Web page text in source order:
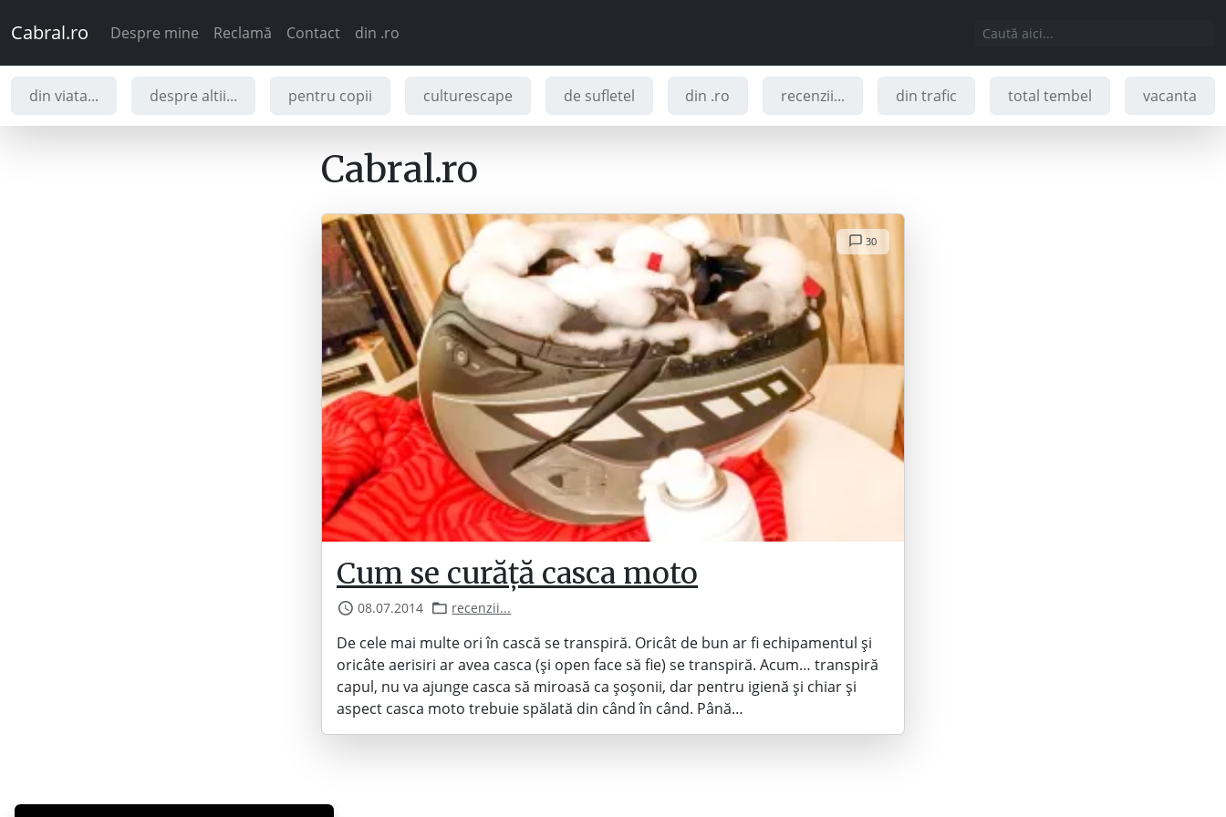
Cabral.ro Despre mine Reclamă Contact din .ro
din viata... despre altii... pentru copii culturescape de sufletel din .ro recenzii... din trafic total tembel vacanta
Cabral.ro
30
Cum se curăță casca moto
08.07.2014 recenzii...
De cele mai multe ori în cască se transpiră. Oricât de bun ar fi echipamentul și
oricâte aerisiri ar avea casca (și open face să fie) se transpiră. Acum… transpiră
capul, nu va ajunge casca să miroasă ca șoșonii, dar pentru igienă și chiar și
aspect casca moto trebuie spălată din când în când. Până…